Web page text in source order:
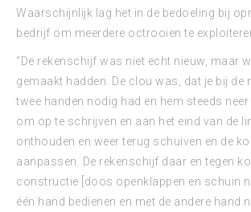
Waarschijnlijk lag het in de bedoeling bij
bedrijf om meerdere octrooien te
“De rekenschijf was niet echt nieuw, maar
gemaakt hadden. De clou was, dat je bij de
twee handen nodig had en hem steeds
om op te schrijven en aan het eind van de
onthouden en weer terug schuiven en de
aanpassen. De rekenschijf daar en tegen
constructie [doos openklappen en schuin
één hand bedienen en met de andere hand